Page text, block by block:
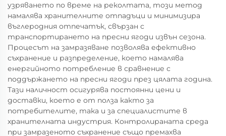
узряването по време на реколтата, този метод
намалява хранителните отпадъци и минимизира
въглеродния отпечатък, свързан с
транспортирането на пресни ягоди извън сезона.
Процесът на замразяване позволява ефективно
съхранение и разпределение, което намалява
енергийното потребление в сравнение с
поддържането на пресни ягоди през цялата година.
Тази наличност осигурява постоянни цени и
доставки, което е от полза както за
потребителите, така и за специалистите в
хранителната индустрия. Контролираната среда
при замразеното съхранение също премахва